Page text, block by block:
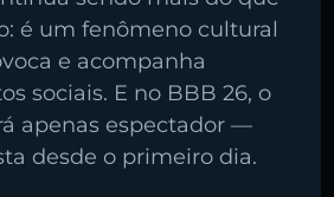
é um fenômeno cultural
e acompanha
sociais. E no BBB 26, o
apenas espectador —
desde o primeiro dia.